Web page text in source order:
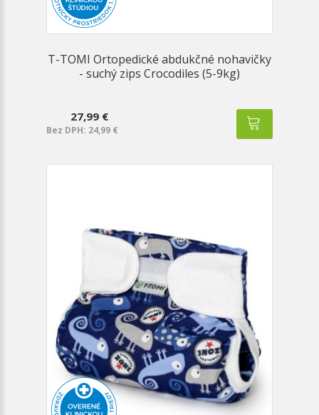
T-TOMI Ortopedické abdukčné nohavičky
- suchý zips Crocodiles (5-9kg)
27,99 €
Bez DPH: 24,99 €